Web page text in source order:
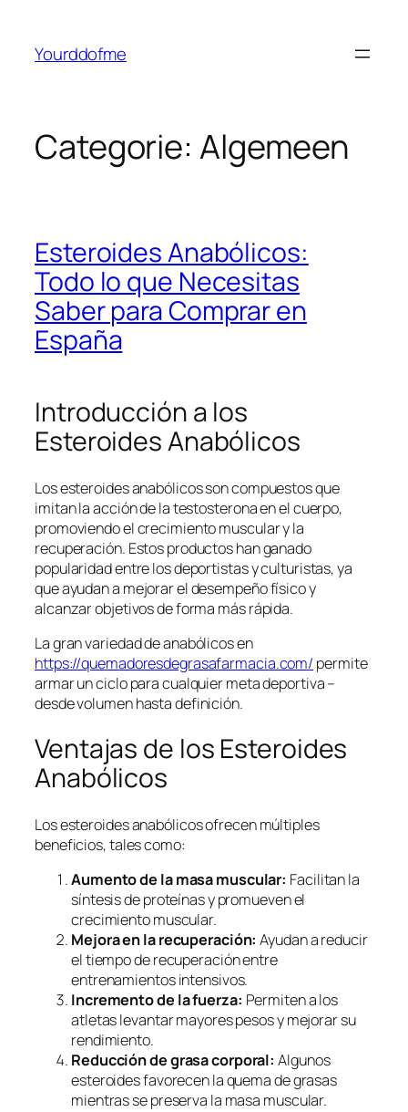
Yourddofme
Categorie: Algemeen
Esteroides Anabólicos:
Todo lo que Necesitas
Saber para Comprar en
España
Introducción a los
Esteroides Anabólicos
Los esteroides anabólicos son compuestos que
imitan la acción de la testosterona en el cuerpo,
promoviendo el crecimiento muscular y la
recuperación. Estos productos han ganado
popularidad entre los deportistas y culturistas, ya
que ayudan a mejorar el desempeño físico y
alcanzar objetivos de forma más rápida.
La gran variedad de anabólicos en
https://quemadoresdegrasafarmacia.com/ permite
armar un ciclo para cualquier meta deportiva –
desde volumen hasta definición.
Ventajas de los Esteroides
Anabólicos
Los esteroides anabólicos ofrecen múltiples
beneficios, tales como:
Aumento de la masa muscular: Facilitan la
síntesis de proteínas y promueven el
crecimiento muscular.
Mejora en la recuperación: Ayudan a reducir
el tiempo de recuperación entre
entrenamientos intensivos.
Incremento de la fuerza: Permiten a los
atletas levantar mayores pesos y mejorar su
rendimiento.
Reducción de grasa corporal: Algunos
esteroides favorecen la quema de grasas
mientras se preserva la masa muscular.